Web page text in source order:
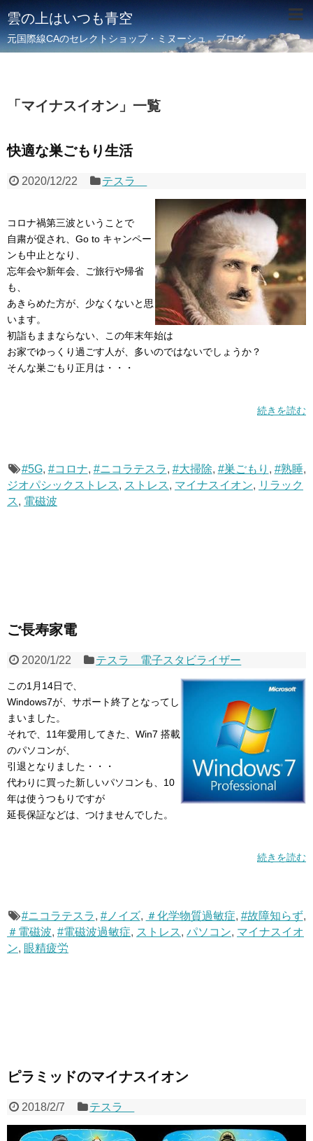
雲の上はいつも青空
元国際線CAのセレクトショップ・ミヌーシュ ブログ
「 マイナスイオン 」 一覧
快適な巣ごもり生活
2020/12/22 テスラ
コロナ禍第三波ということで
自粛が促され、Go to キャンペー
ンも中止となり、
忘年会や新年会、ご旅行や帰省
も、
あきらめた方が、少なくないと思
います。
初詣もままならない、この年末年始は
お家でゆっくり過ごす人が、多いのではないでしょうか？
そんな巣ごもり正月は・・・
続きを読む
#5G, #コロナ, #ニコラテスラ, #大掃除, #巣ごもり , #熟睡,
ジオパシックストレス, ストレス, マイナスイオン, リラック
ス, 電磁波
ご長寿家電
2020/1/22 テスラ 電子スタビライザー
この1月14日で、
Windows7が、サポート終了となってし
まいました。
それで、11年愛用してきた、Win7 搭載
のパソコンが、
引退となりました・・・
代わりに買った新しいパソコンも、10
年は使うつもりですが
延長保証などは、つけませんでした。
続きを読む
#ニコラテスラ, #ノイズ, ＃化学物質過敏症, #故障知らず,
＃電磁波, #電磁波過敏症, ストレス, パソコン, マイナスイオ
ン, 眼精疲労
ピラミッドのマイナスイオン
2018/2/7 テスラ